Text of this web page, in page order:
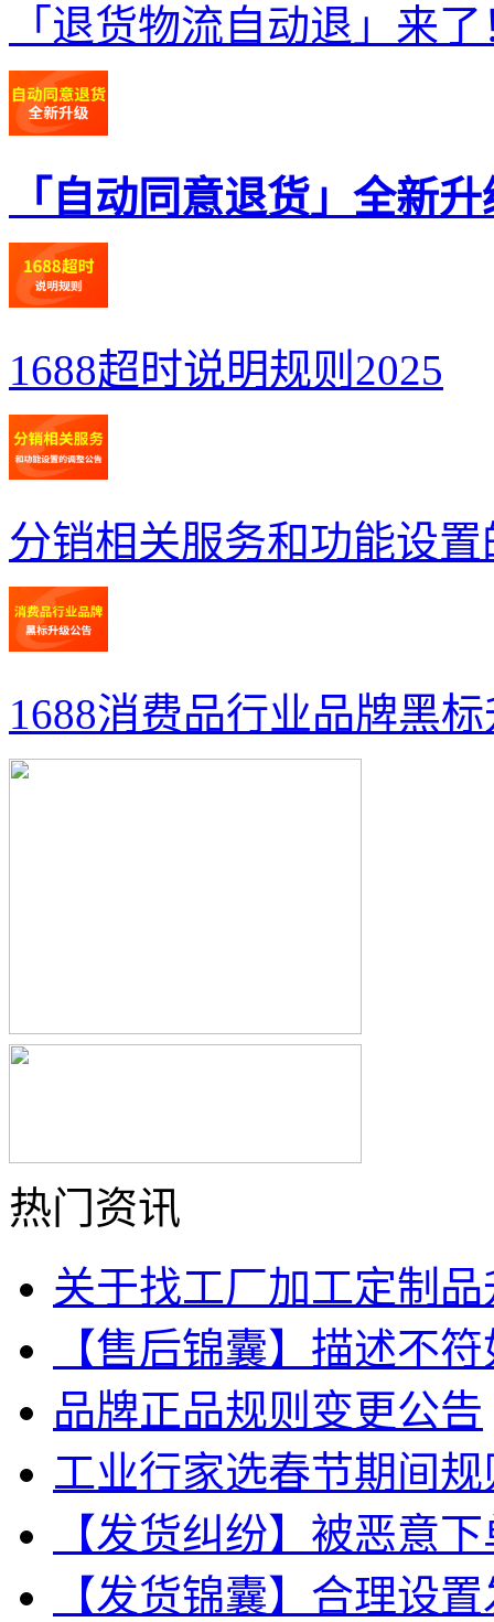
「退货物流自动退」来
「自动同意退货」全新
1688超时说明规则2025
分销相关服务和功能设
1688消费品行业品牌黑
热门资讯
关于找工厂加工定制
【售后锦囊】描述不
品牌正品规则变更公告
工业行家选春节期间
【发货纠纷】被恶意
【发货锦囊】合理设